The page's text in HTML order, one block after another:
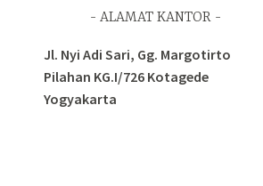
ALAMAT KANTOR
Jl. Nyi Adi Sari, Gg. Margotirto
Pilahan KG.I/726 Kotagede
Yogyakarta